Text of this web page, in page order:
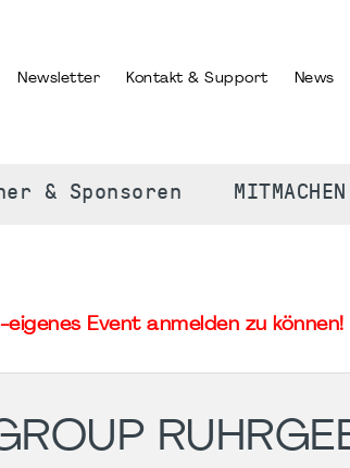
Newsletter Kontakt & Support News
& Sponsoren MITMACHEN
Event anmelden zu können!